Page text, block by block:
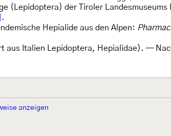
(Lepidoptera) der Tiroler
.
Hepialide aus den Alpen:
aus Italien Lepidoptera, Hepialidae). —
anzeigen